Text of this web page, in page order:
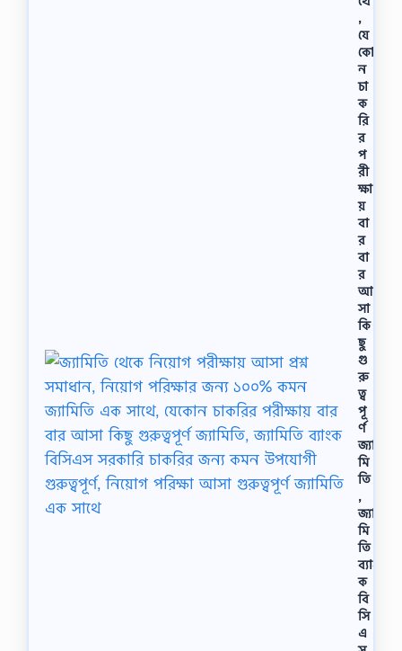
,
যে
কো
ন
চা
ক
রি
র
প
রী
ক্ষা
য়
বা
র
বা
র
আ
সা
কি
ছু
গু
রু
ত্ব
পূ
র্ণ
জ্যা
মি
তি
,
জ্যা
মি
তি
ব্যাং
ক
বি
সি
এ